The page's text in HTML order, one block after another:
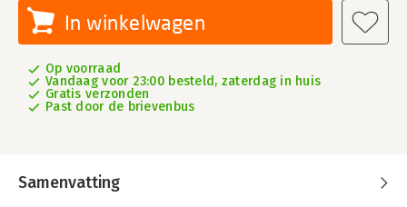
In winkelwagen
Op voorraad
Vandaag voor 23:00 besteld, zaterdag in huis
Gratis verzonden
Past door de brievenbus
Samenvatting